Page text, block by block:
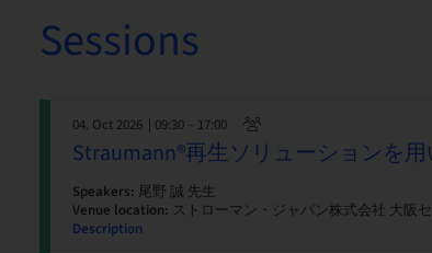
Sessions
04. Oct 2026 | 09:30 – 17:00
Straumann®再生ソリューションを
Speakers: 尾野 誠 先生
Venue location: ストローマン・ジャパン株式会社 大阪
Description